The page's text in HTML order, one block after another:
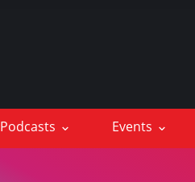
Podcasts Events